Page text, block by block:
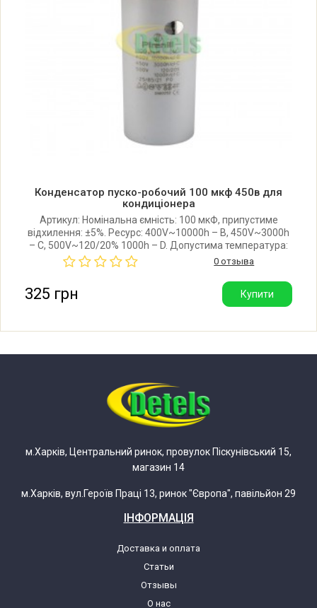
Конденсатор пуско-робочий 100 мкф 450в для
кондиціонера
Артикул: Номінальна ємність: 100 мкФ, припустиме
відхилення: ±5%. Ресурс: 400V~10000h – B, 450V~3000h
– C, 500V~120/20% 1000h – D. Допустима температура:
-25°C/+85°C/21. Клас захисту: P0 (без захисту). Стандарт:
EN60252. Виробник: Китай. Гарна якість.
0 отзыва
325 грн Купити
м.Харків, Центральний ринок, провулок Піскунівський 15,
магазин 14
м.Харків, вул.Героїв Праці 13, ринок "Європа", павільйон 29
ІНФОРМАЦІЯ
Доставка и оплата
Статьи
Отзывы
О нас